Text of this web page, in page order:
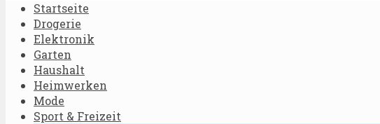
Startseite
Drogerie
Elektronik
Garten
Haushalt
Heimwerken
Mode
Sport & Freizeit